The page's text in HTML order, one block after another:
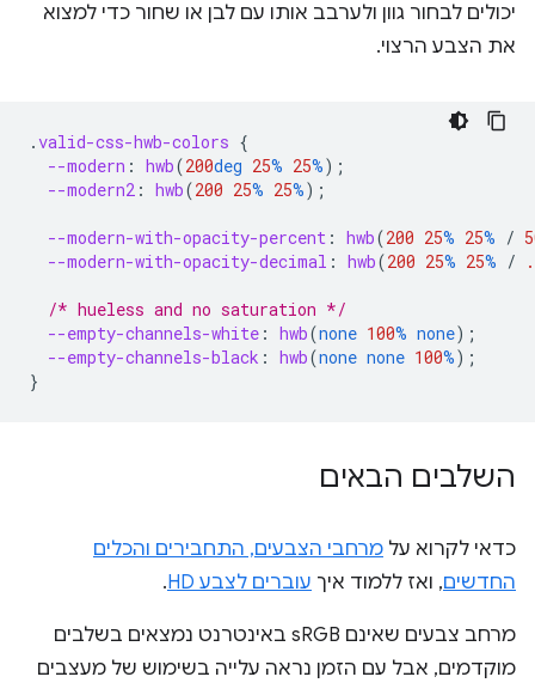
יכולים לבחור גוון ולערבב אותו עם לבן או שחור כדי למצוא
את הצבע הרצוי.
.valid-css-hwb-colors {
--modern : hwb(200deg 25% 25%);
--modern2 : hwb(200 25% 25%);
--modern-with-opacity-percent : hwb(200 25% 25% /
--modern-with-opacity-decimal : hwb(200 25% 25% /
/* hueless and no saturation */
--empty-channels-white : hwb(none 100% none);
--empty-channels-black : hwb(none none 100%);
}
השלבים הבאים
כדאי לקרוא על מרחבי הצבעים, התחבירים והכלים
החדשים, ואז ללמוד איך עוברים לצבע HD .
מרחב צבעים שאינם sRGB באינטרנט נמצאים בשלבים
מוקדמים, אבל עם הזמן נראה עלייה בשימוש של מעצבים